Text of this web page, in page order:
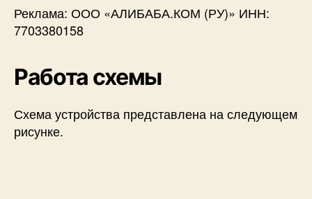
Реклама: ООО «АЛИБАБА.КОМ (РУ)» ИНН:
7703380158
Работа схемы
Схема устройства представлена на следующем
рисунке.